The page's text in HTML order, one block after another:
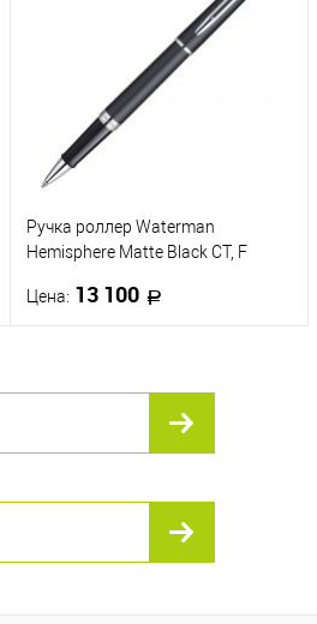
К сравнению
В наличии
Ручка роллер Waterman
Hemisphere Matte Black CT, F
Цена: 13 100